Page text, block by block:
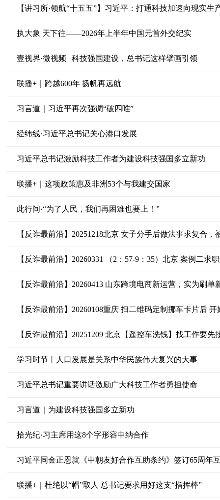
【讲习所·领航“十五五”】习近平：打通科技加速向现实生
执大象 天下往——2026年上半年中国元首外交纪实
壹视界·微视频 | 科技强国建设，总书记这样擘画引领
联播+｜跨越600年 扬帆再远航
习言道｜习近平再次强调“破四唯”
经纬线·习近平总书记关心港口发展
习近平总书记激励科技工作者为建设科技强国多立新功
联播+｜这项政策惠及非洲53个与我建交国家
此行间·“为了人民，我们再困难也要上！”
【反诈最前沿】20251218北京 女子分手后做法事求复合
【反诈最前沿】20260331 （2：57-9：35）北京 案例二求
【反诈最前沿】20260413 山东跨境电商新运营，实为刷单
【反诈最前沿】20260108重庆 扫二维码定制挪车卡片后
【反诈最前沿】20251209 北京【遥控车洗钱】找工作要
学习时节丨人口发展是关系中华民族伟大复兴的大事
习近平总书记重要讲话激励广大科技工作者勇担使命
习言道｜为建设科技强国多立新功
拾光纪·习主席用这8个字形容中纳合作
习近平同金正恩就《中朝友好合作互助条约》签订65周年
联播+｜杜绝以“帽”取人 总书记要求用好这支“指挥棒”